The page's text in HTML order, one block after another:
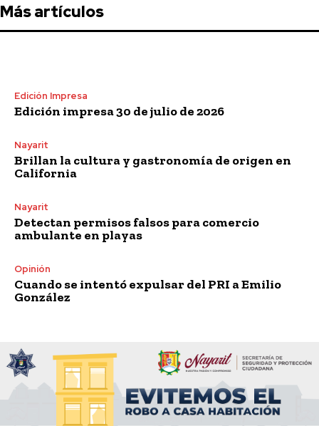
Más artículos
Edición Impresa
Edición impresa 30 de julio de 2026
Nayarit
Brillan la cultura y gastronomía de origen en
California
Nayarit
Detectan permisos falsos para comercio
ambulante en playas
Opinión
Cuando se intentó expulsar del PRI a Emilio
González